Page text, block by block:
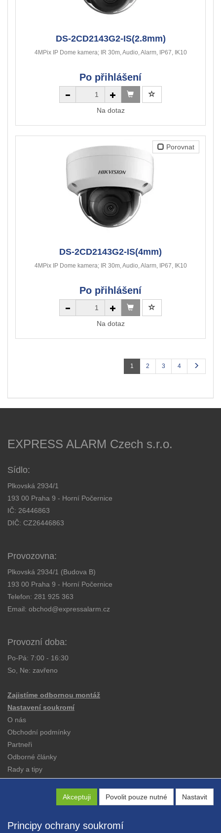
Akceptuji Povolit pouze nutné Nastavit
Principy ochrany soukromí
DS-2CD2143G2-IS(2.8mm)
4MPix IP Dome kamera; IR 30m, Audio, Alarm, IP67, IK10
Po přihlášení
Na dotaz
Porovnat
DS-2CD2143G2-IS(4mm)
4MPix IP Dome kamera; IR 30m, Audio, Alarm, IP67, IK10
Po přihlášení
Na dotaz
1 2 3 4
EXPRESS ALARM Czech s.r.o.
Sídlo:
Plkovská 2934/1
193 00 Praha 9 - Horní Počernice
IČ: 26446863
DIČ: CZ26446863
Provozovna:
Plkovská 2934/1 (Budova B)
193 00 Praha 9 - Horní Počernice
Telefon: 281 925 363
Email: obchod@expressalarm.cz
Provozní doba:
Po-Pá: 7:00 - 16:30
So, Ne: zavřeno
Zajistíme odbornou montáž
Nastavení soukromí
O nás
Obchodní podmínky
Partneři
Odborné články
Rady a tipy